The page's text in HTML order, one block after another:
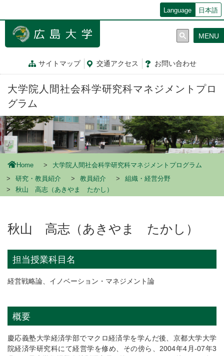
ン
Language 日本語
サイトマップ 交通アクセス お問い合わせ
MENU
大学院人間社会科学研究科マネジメントプロ
グラム
Home
大学院人間社会科学研究科マネジメントプログラム
研究・教員紹介
教員紹介
組織・経営分野
秋山 高志（あきやま たかし）
秋山 高志（あきやま たかし）
担当授業科目名
経営戦略論、イノベーション・マネジメント論
概要
慶応義塾大学経済学部でマクロ経済学を学んだ後、京都大学大学
院経済学研究科にて経営学を修め、その傍ら、2004年4月-07年3